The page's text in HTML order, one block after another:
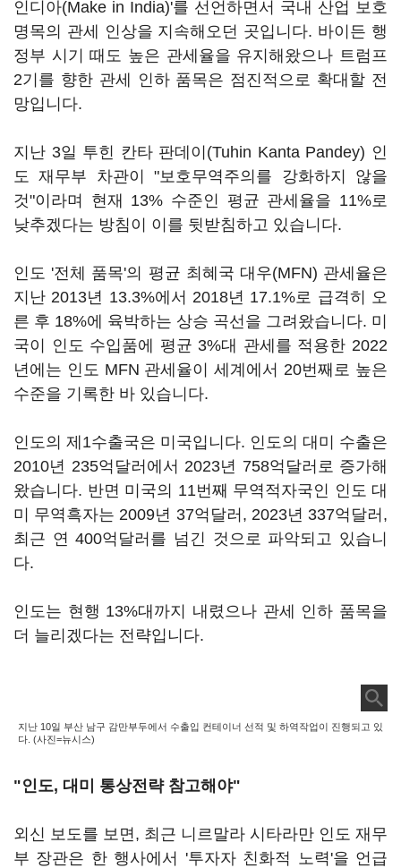
인디아(Make in India)'를 선언하면서 국내 산업 보호
명목의 관세 인상을 지속해오던 곳입니다. 바이든 행
정부 시기 때도 높은 관세율을 유지해왔으나 트럼프
2기를 향한 관세 인하 품목은 점진적으로 확대할 전
망입니다.
지난 3일 투힌 칸타 판데이(Tuhin Kanta Pandey) 인
도 재무부 차관이 "보호무역주의를 강화하지 않을
것"이라며 현재 13% 수준인 평균 관세율을 11%로
낮추겠다는 방침이 이를 뒷받침하고 있습니다.
인도 '전체 품목'의 평균 최혜국 대우(MFN) 관세율은
지난 2013년 13.3%에서 2018년 17.1%로 급격히 오
른 후 18%에 육박하는 상승 곡선을 그려왔습니다. 미
국이 인도 수입품에 평균 3%대 관세를 적용한 2022
년에는 인도 MFN 관세율이 세계에서 20번째로 높은
수준을 기록한 바 있습니다.
인도의 제1수출국은 미국입니다. 인도의 대미 수출은
2010년 235억달러에서 2023년 758억달러로 증가해
왔습니다. 반면 미국의 11번째 무역적자국인 인도 대
미 무역흑자는 2009년 37억달러, 2023년 337억달러,
최근 연 400억달러를 넘긴 것으로 파악되고 있습니
다.
인도는 현행 13%대까지 내렸으나 관세 인하 품목을
더 늘리겠다는 전략입니다.
지난 10일 부산 남구 감만부두에서 수출입 컨테이너 선적 및 하역작업이 진행되고 있
다. (사진=뉴시스)
"인도, 대미 통상전략 참고해야"
외신 보도를 보면, 최근 니르말라 시타라만 인도 재무
부 장관은 한 행사에서 '투자자 친화적 노력'을 언급